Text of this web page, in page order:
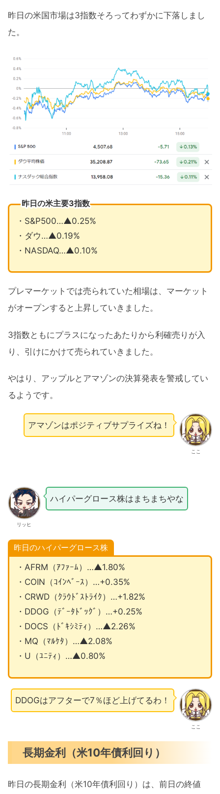
昨日の米国市場は3指数そろってわずかに下落しまし
た。
昨日の米主要3指数
・S&P500…▲0.25%
・ダウ…▲0.19%
・NASDAQ…▲0.10%
プレマーケットでは売られていた相場は、マーケット
がオープンすると上昇していきました。
3指数ともにプラスになったあたりから利確売りが入
り、引けにかけて売られていきました。
やはり、アップルとアマゾンの決算発表を警戒してい
るようです。
ここ
アマゾンはポジティブサプライズね！
リッヒ
ハイパーグロース株はまちまちやな
昨日のハイパーグロース株
・AFRM（ｱﾌｧｰﾑ）…▲1.80%
・COIN（ｺｲﾝﾍﾞｰｽ）…+0.35%
・CRWD（ｸﾗｳﾄﾞｽﾄﾗｲｸ）…+1.82%
・DDOG（ﾃﾞｰﾀﾄﾞｯｸﾞ）…+0.25%
・DOCS（ﾄﾞｷｼﾐﾃｨ）…▲2.26%
・MQ（ﾏﾙｹﾀ）…▲2.08%
・U（ﾕﾆﾃｨ）…▲0.80%
ここ
DDOGはアフターで7％ほど上げてるわ！
長期金利（米10年債利回り）
昨日の長期金利（米10年債利回り）は、前日の終値